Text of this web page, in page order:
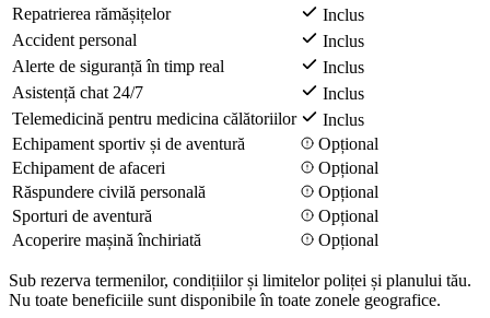
Repatrierea rămășițelor
Inclus
Accident personal
Inclus
Alerte de siguranță în timp real
Inclus
Asistență chat 24/7
Inclus
Telemedicină pentru medicina călătoriilor
Inclus
Echipament sportiv și de aventură
Opțional
Echipament de afaceri
Opțional
Răspundere civilă personală
Opțional
Sporturi de aventură
Opțional
Acoperire mașină închiriată
Opțional
Sub rezerva termenilor, condițiilor și limitelor poliței și planului tău.
Nu toate beneficiile sunt disponibile în toate zonele geografice.